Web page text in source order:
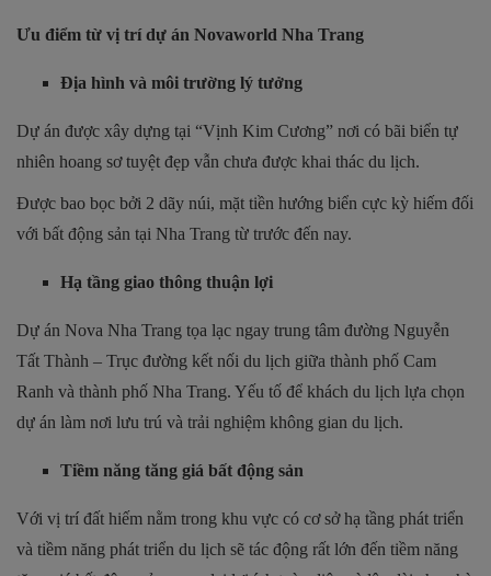
Ưu điểm từ vị trí dự án Novaworld Nha Trang
Địa hình và môi trường lý tưởng
Dự án được xây dựng tại “Vịnh Kim Cương” nơi có bãi biển tự
nhiên hoang sơ tuyệt đẹp vẫn chưa được khai thác du lịch.
Được bao bọc bởi 2 dãy núi, mặt tiền hướng biển cực kỳ hiếm đối
với bất động sản tại Nha Trang từ trước đến nay.
Hạ tầng giao thông thuận lợi
Dự án Nova Nha Trang tọa lạc ngay trung tâm đường Nguyễn
Tất Thành – Trục đường kết nối du lịch giữa thành phố Cam
Ranh và thành phố Nha Trang. Yếu tố để khách du lịch lựa chọn
dự án làm nơi lưu trú và trải nghiệm không gian du lịch.
Tiềm năng tăng giá bất động sản
Với vị trí đất hiếm nằm trong khu vực có cơ sở hạ tầng phát triển
và tiềm năng phát triển du lịch sẽ tác động rất lớn đến tiềm năng